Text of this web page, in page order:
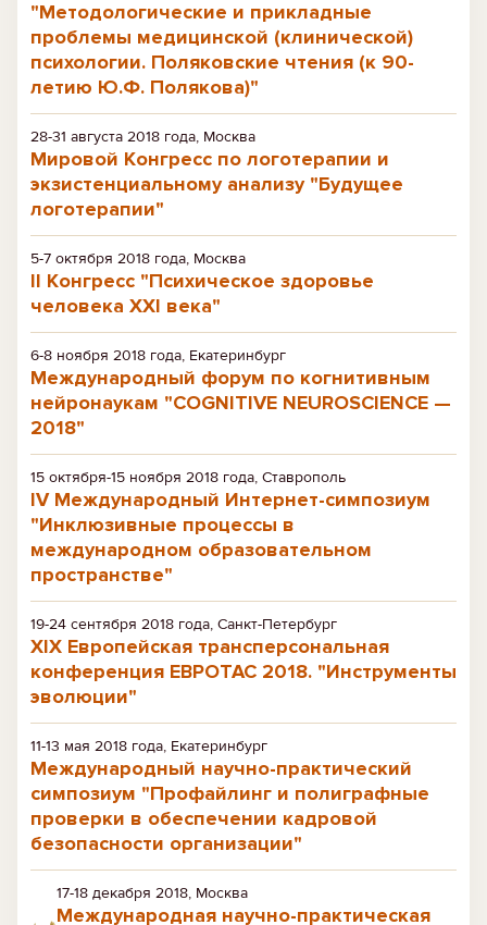
"Методологические и прикладные
проблемы медицинской (клинической)
психологии. Поляковские чтения (к 90-
летию Ю.Ф. Полякова)"
28-31 августа 2018 года, Москва
Мировой Конгресс по логотерапии и
экзистенциальному анализу "Будущее
логотерапии"
5-7 октября 2018 года, Москва
II Конгресс "Психическое здоровье
человека XXI века"
6-8 ноября 2018 года, Екатеринбург
Международный форум по когнитивным
нейронаукам "COGNITIVE NEUROSCIENCE —
2018"
15 октября-15 ноября 2018 года, Ставрополь
IV Международный Интернет-симпозиум
"Инклюзивные процессы в
международном образовательном
пространстве"
19-24 сентября 2018 года, Санкт-Петербург
XIX Европейская трансперсональная
конференция ЕВРОТАС 2018. "Инструменты
эволюции"
11-13 мая 2018 года, Екатеринбург
Международный научно-практический
симпозиум "Профайлинг и полиграфные
проверки в обеспечении кадровой
безопасности организации"
17-18 декабря 2018, Москва
Международная научно-практическая